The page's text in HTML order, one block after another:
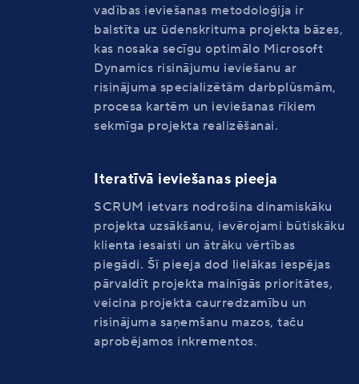
vadības ieviešanas metodoloģija ir
balstīta uz ūdenskrituma projekta bāzes,
kas nosaka secīgu optimālo Microsoft
Dynamics risinājumu ieviešanu ar
risinājuma specializētām darbplūsmām,
procesa kartēm un ieviešanas rīkiem
sekmīga projekta realizēšanai.
Iteratīvā ieviešanas pieeja
SCRUM ietvars nodrošina dinamiskāku
projekta uzsākšanu, ievērojami būtiskāku
klienta iesaisti un ātrāku vērtības
piegādi. Šī pieeja dod lielākas iespējas
pārvaldīt projekta mainīgās prioritātes,
veicina projekta caurredzamību un
risinājuma saņemšanu mazos, taču
aprobējamos inkrementos.